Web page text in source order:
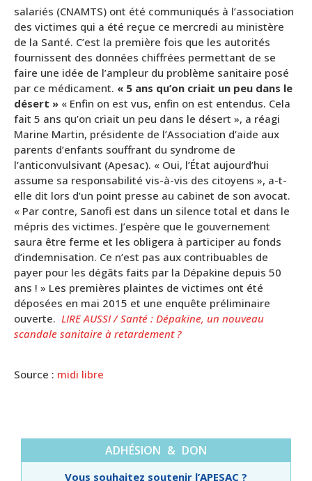
salariés (CNAMTS) ont été communiqués à l’association
des victimes qui a été reçue ce mercredi au ministère
de la Santé. C’est la première fois que les autorités
fournissent des données chiffrées permettant de se
faire une idée de l’ampleur du problème sanitaire posé
par ce médicament. « 5 ans qu’on criait un peu dans le
désert » « Enfin on est vus, enfin on est entendus. Cela
fait 5 ans qu’on criait un peu dans le désert », a réagi
Marine Martin, présidente de l’Association d’aide aux
parents d’enfants souffrant du syndrome de
l’anticonvulsivant (Apesac). « Oui, l’État aujourd’hui
assume sa responsabilité vis-à-vis des citoyens », a-t-
elle dit lors d’un point presse au cabinet de son avocat.
« Par contre, Sanofi est dans un silence total et dans le
mépris des victimes. J’espère que le gouvernement
saura être ferme et les obligera à participer au fonds
d’indemnisation. Ce n’est pas aux contribuables de
payer pour les dégâts faits par la Dépakine depuis 50
ans ! » Les premières plaintes de victimes ont été
déposées en mai 2015 et une enquête préliminaire
ouverte. LIRE AUSSI / Santé : Dépakine, un nouveau
scandale sanitaire à retardement ?
Source : midi libre
ADHÉSION & DON
Vous souhaitez soutenir l’APESAC ?